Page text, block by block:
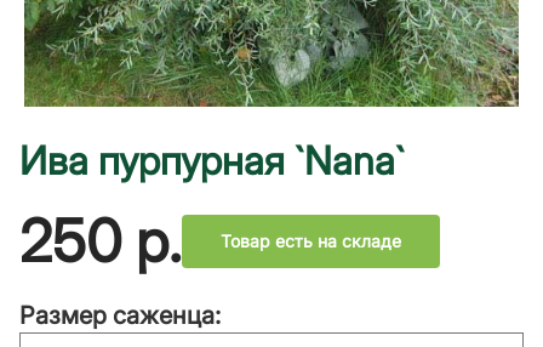
Ива пурпурная `Nana`
250р. Товар есть на складе
Размер саженца: